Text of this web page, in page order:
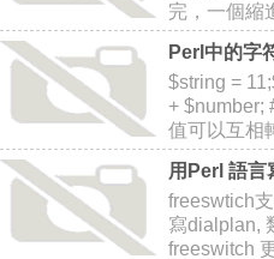
完，一個縮
下找到一個
完之後代碼
http://
Perl中的字
$string =
+ $number;
值可以互相
串。對於字
到第一個非
用Perl 語
freeswtich
寫dialplan,
freeswitch